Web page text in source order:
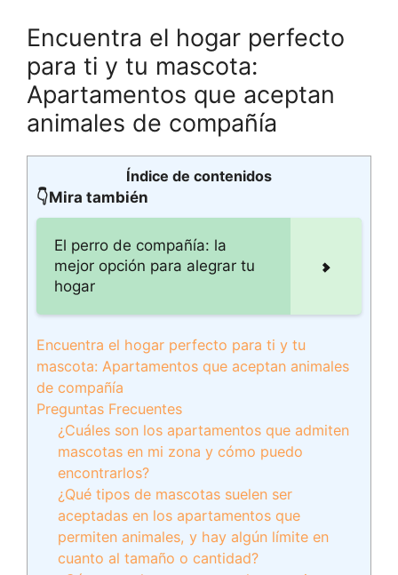
Encuentra el hogar perfecto
para ti y tu mascota:
Apartamentos que aceptan
animales de compañía
Índice de contenidos
👇Mira también
El perro de compañía: la
mejor opción para alegrar tu
hogar
Encuentra el hogar perfecto para ti y tu
mascota: Apartamentos que aceptan animales
de compañía
Preguntas Frecuentes
¿Cuáles son los apartamentos que admiten
mascotas en mi zona y cómo puedo
encontrarlos?
¿Qué tipos de mascotas suelen ser
aceptadas en los apartamentos que
permiten animales, y hay algún límite en
cuanto al tamaño o cantidad?